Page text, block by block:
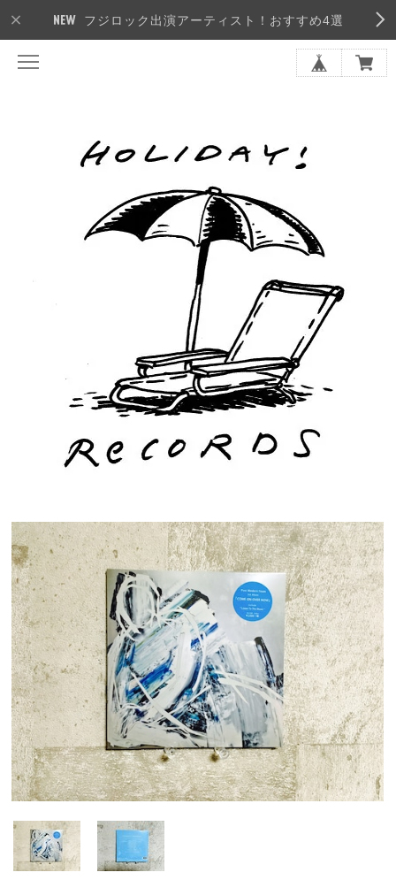
フジロック出演アーティスト！おすすめ4選